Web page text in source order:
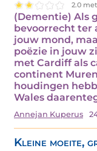
2.0
(Dementie) Als
bevoorrecht ter
jouw mond,
poëzie in jouw
met Cardiff als
continent
houdingen
Wales
Annejan Kuperus
Kleine moeite,